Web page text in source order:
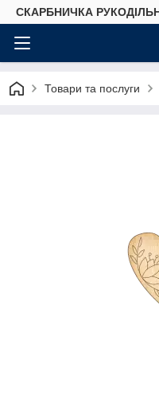
СКАРБНИЧКА
Товари та послуги